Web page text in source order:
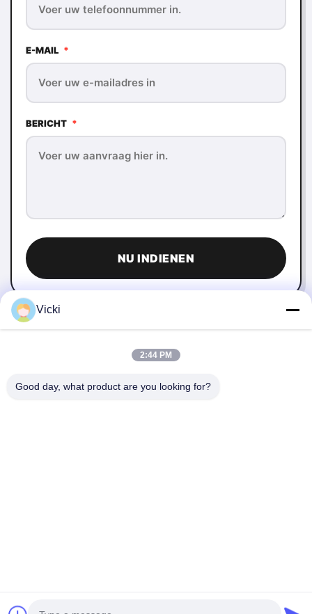
E-MAIL *
BERICHT *
NU INDIENEN
© 2026 RICHSTAR (SHENZHEN) LIMITED. ALL RIGHTS RESERVED.
Vicki
2:44 PM
Good day, what product are you looking for?